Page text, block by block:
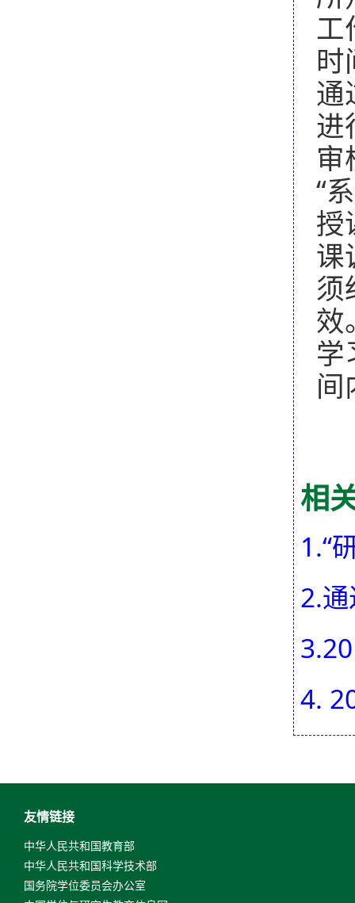
工
时
通
进
审
“
授
课
须
效
学
间
相
1.“
2.
4.
友情链接
中华人民共和国教育部
中华人民共和国科学技术部
国务院学位委员会办公室